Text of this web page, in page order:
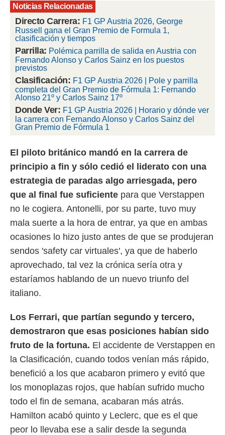
te
de que
sean
el sitio
para
ni para
o
no
Puedes
acceder a
web a
abono
similares
este sitio
IP
posible
traten tus
en
interés
a lo que
Para
su
Noticias Relacionadas
Directo Carrera: F1 GP Austria 2026, George
Russell gana el Gran Premio de Formula 1,
clasificación y tiempos
Parrilla: Polémica parrilla de salida en Austria con
Fernando Alonso y Carlos Sainz en los puestos
previstos
Clasificación: F1 GP Austria 2026 | Pole y parrilla
completa del Gran Premio de Fórmula 1: Fernando
Alonso 21º y Carlos Sainz 17º
Donde Ver: F1 GP Austria 2026 | Horario y dónde ver
la carrera con Fernando Alonso y Carlos Sainz del
Gran Premio de Fórmula 1
El piloto británico mandó en la carrera de
principio a fin y sólo cedió el liderato con una
estrategia de paradas algo arriesgada, pero
que al final fue suficiente para que Verstappen
no le cogiera. Antonelli, por su parte, tuvo muy
mala suerte a la hora de entrar, ya que en ambas
ocasiones lo hizo justo antes de que se produjeran
sendos 'safety car virtuales', ya que de haberlo
aprovechado, tal vez la crónica sería otra y
estaríamos hablando de un nuevo triunfo del
italiano.
Los Ferrari, que partían segundo y tercero,
demostraron que esas posiciones habían sido
fruto de la fortuna. El accidente de Verstappen en
la Clasificación, cuando todos venían más rápido,
benefició a los que acabaron primero y evitó que
los monoplazas rojos, que habían sufrido mucho
todo el fin de semana, acabaran más atrás.
Hamilton acabó quinto y Leclerc, que es el que
peor lo llevaba ese a salir desde la segunda